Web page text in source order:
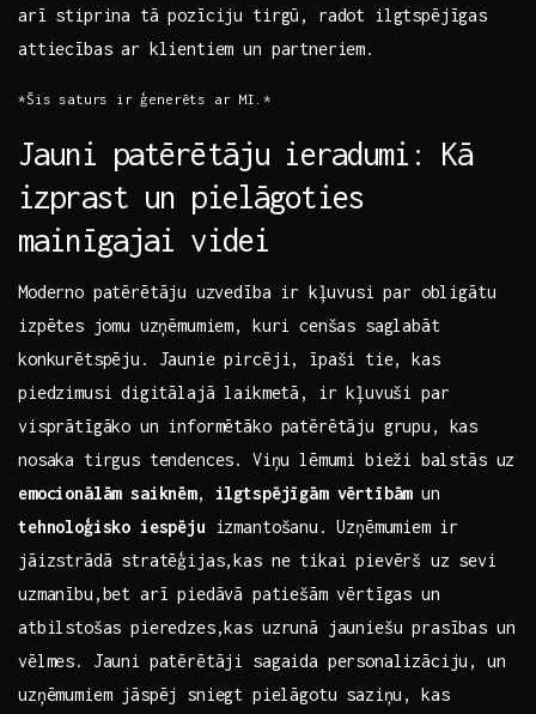
arī stiprina tā ‍pozīciju tirgū,​ radot ilgtspējīgas
attiecības ar klientiem un‌ partneriem.
*Šis saturs ⁤ir ģenerēts ar ⁣MI.*
Jauni patērētāju⁤ ieradumi: Kā
izprast un pielāgoties
mainīgajai videi
Moderno patērētāju⁤ uzvedība⁤ ir kļuvusi par obligātu
izpētes⁤ jomu uzņēmumiem, kuri cenšas saglabāt
konkurētspēju. Jaunie pircēji, īpaši ⁤tie, kas
piedzimusi⁣ digitālajā ​laikmetā,​ ir kļuvuši par
visprātīgāko un informētāko patērētāju grupu, kas
nosaka tirgus ‍tendences. ⁤Viņu lēmumi ​bieži ⁣balstās uz
emocionālām saiknēm, ilgtspējīgām vērtībāmun
tehnoloģisko iespēju izmantošanu. ⁣Uzņēmumiem ⁣ir​
jāizstrādā stratēģijas,kas ‍ne tikai pievērš uz⁤ sevi
uzmanību,bet arī piedāvā ⁢patiešām vērtīgas⁣ un‍
atbilstošas pieredzes,kas uzrunā jauniešu prasības ‍un
vēlmes. Jauni patērētāji sagaida personalizāciju, un
uzņēmumiem jāspēj ‍sniegt ⁢pielāgotu saziņu, kas